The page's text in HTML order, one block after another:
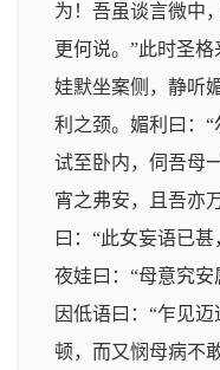
为！吾虽谈言微中
更何说。”此时圣
娃默坐案侧，静听
利之颈。媚利曰：
试至卧内，伺吾母
宵之弗安，且吾亦
曰：“此女妄语已
夜娃曰：“母意究
因低语曰：“乍见
顿，而又悯母病不